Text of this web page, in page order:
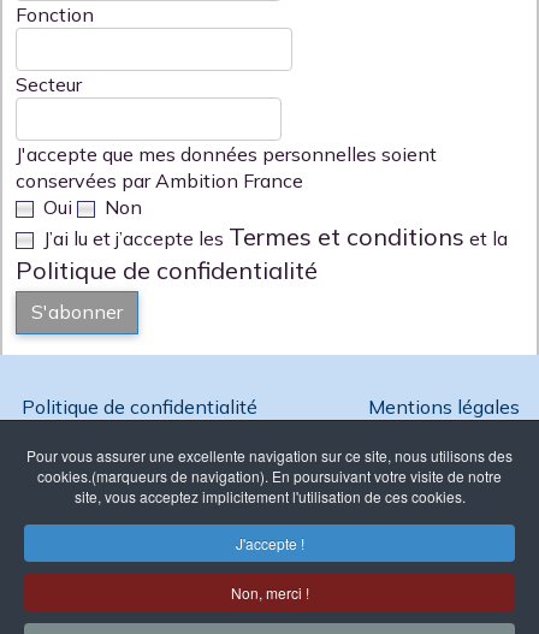
Pour vous assurer une excellente navigation sur ce site, nous utilisons des
cookies.(marqueurs de navigation). En poursuivant votre visite de notre
site, vous acceptez implicitement l'utilisation de ces cookies.
J'accepte !
Non, merci !
Fonction
Secteur
J'accepte que mes données personnelles soient
conservées par Ambition France
Oui
Non
J’ai lu et j’accepte les Termes et conditions et la
Politique de confidentialité
S'abonner
Politique de confidentialité Mentions légales
Association Loi 1901 enregistrée à
la Préfecture de Paris sous le N°
W751257331
Copyright @ 2026 Ambition France - Reproduction interdite